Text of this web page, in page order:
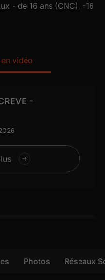
vidéo
-
Photos Réseaux